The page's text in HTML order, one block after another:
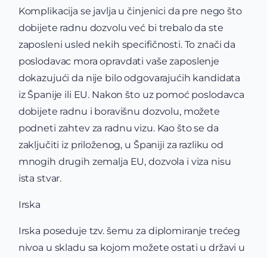
Komplikacija se javlja u činjenici da pre nego što
dobijete radnu dozvolu već bi trebalo da ste
zaposleni usled nekih specifičnosti. To znači da
poslodavac mora opravdati vaše zaposlenje
dokazujući da nije bilo odgovarajućih kandidata
iz Španije ili EU. Nakon što uz pomoć poslodavca
dobijete radnu i boravišnu dozvolu, možete
podneti zahtev za radnu vizu. Kao što se da
zaključiti iz priloženog, u Španiji za razliku od
mnogih drugih zemalja EU, dozvola i viza nisu
ista stvar.
Irska
Irska poseduje tzv. šemu za diplomiranje trećeg
nivoa u skladu sa kojom možete ostati u državi u